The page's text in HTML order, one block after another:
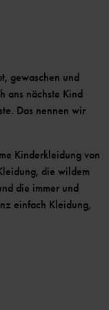
gewaschen und
ans nächste Kind
Das nennen wir
Kinderkleidung von
die wildem
die immer und
einfach Kleidung,